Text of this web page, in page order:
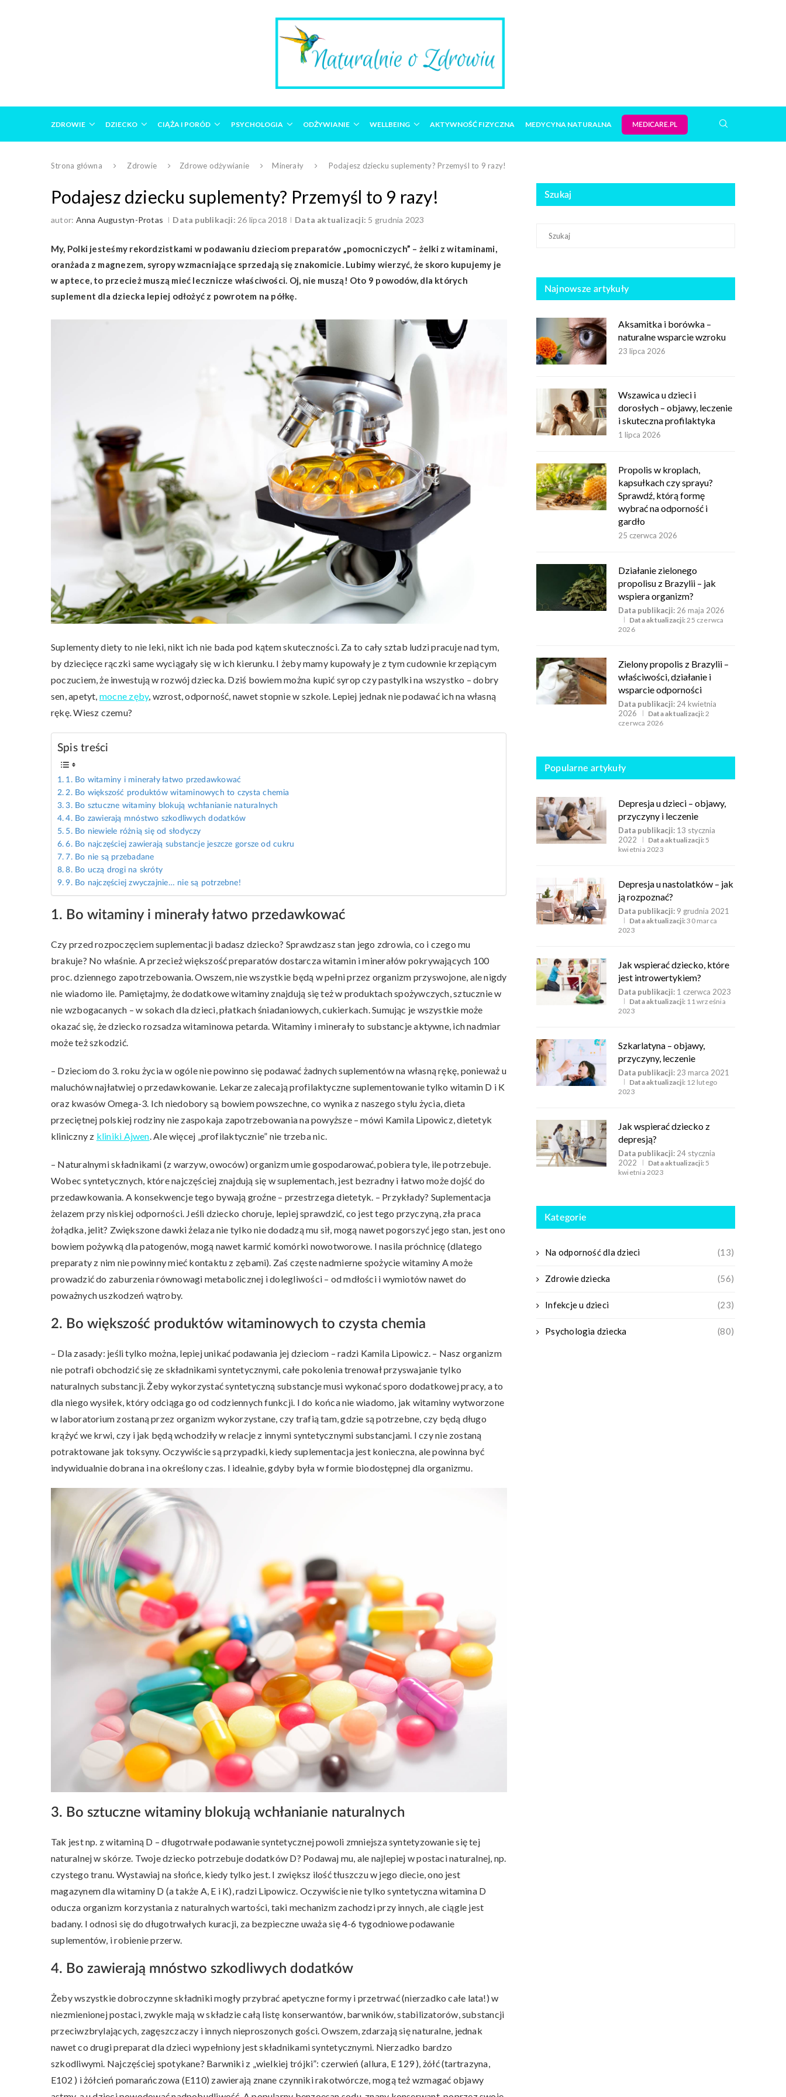
ZDROWIE DZIECKO CIĄŻA I PORÓD PSYCHOLOGIA ODŻYWIANIE WELLBEING AKTYWNOŚĆ FIZYCZNA MEDYCYNA NATURALNA MEDICARE.PL
Strona główna Zdrowie Zdrowe odżywianie Minerały Podajesz dziecku suplementy? Przemyśl to 9 razy!
Podajesz dziecku suplementy? Przemyśl to 9 razy!
autor: Anna Augustyn-Protas Data publikacji: 26 lipca 2018 Data aktualizacji: 5 grudnia 2023
My, Polki jesteśmy rekordzistkami w podawaniu dzieciom preparatów „pomocniczych” – żelki z witaminami,
oranżada z magnezem, syropy wzmacniające sprzedają się znakomicie. Lubimy wierzyć, że skoro kupujemy je
w aptece, to przecież muszą mieć lecznicze właściwości. Oj, nie muszą! Oto 9 powodów, dla których
suplement dla dziecka lepiej odłożyć z powrotem na półkę.
Suplementy diety to nie leki, nikt ich nie bada pod kątem skuteczności. Za to cały sztab ludzi pracuje nad tym,
by dziecięce rączki same wyciągały się w ich kierunku. I żeby mamy kupowały je z tym cudownie krzepiącym
poczuciem, że inwestują w rozwój dziecka. Dziś bowiem można kupić syrop czy pastylki na wszystko – dobry
sen, apetyt, mocne zęby, wzrost, odporność, nawet stopnie w szkole. Lepiej jednak nie podawać ich na własną
rękę. Wiesz czemu?
Spis treści
1. Bo witaminy i minerały łatwo przedawkować
2. Bo większość produktów witaminowych to czysta chemia
3. Bo sztuczne witaminy blokują wchłanianie naturalnych
4. Bo zawierają mnóstwo szkodliwych dodatków
5. Bo niewiele różnią się od słodyczy
6. Bo najczęściej zawierają substancje jeszcze gorsze od cukru
7. Bo nie są przebadane
8. Bo uczą drogi na skróty
9. Bo najczęściej zwyczajnie… nie są potrzebne!
1. Bo witaminy i minerały łatwo przedawkować
Czy przed rozpoczęciem suplementacji badasz dziecko? Sprawdzasz stan jego zdrowia, co i czego mu
brakuje? No właśnie. A przecież większość preparatów dostarcza witamin i minerałów pokrywających 100
proc. dziennego zapotrzebowania. Owszem, nie wszystkie będą w pełni przez organizm przyswojone, ale nigdy
nie wiadomo ile. Pamiętajmy, że dodatkowe witaminy znajdują się też w produktach spożywczych, sztucznie w
nie wzbogacanych – w sokach dla dzieci, płatkach śniadaniowych, cukierkach. Sumując je wszystkie może
okazać się, że dziecko rozsadza witaminowa petarda. Witaminy i minerały to substancje aktywne, ich nadmiar
może też szkodzić.
– Dzieciom do 3. roku życia w ogóle nie powinno się podawać żadnych suplementów na własną rękę, ponieważ u
maluchów najłatwiej o przedawkowanie. Lekarze zalecają profilaktyczne suplementowanie tylko witamin D i K
oraz kwasów Omega-3. Ich niedobory są bowiem powszechne, co wynika z naszego stylu życia, dieta
przeciętnej polskiej rodziny nie zaspokaja zapotrzebowania na powyższe – mówi Kamila Lipowicz, dietetyk
kliniczny z kliniki Ajwen. Ale więcej „profilaktycznie” nie trzeba nic.
– Naturalnymi składnikami (z warzyw, owoców) organizm umie gospodarować, pobiera tyle, ile potrzebuje.
Wobec syntetycznych, które najczęściej znajdują się w suplementach, jest bezradny i łatwo może dojść do
przedawkowania. A konsekwencje tego bywają groźne – przestrzega dietetyk. – Przykłady? Suplementacja
żelazem przy niskiej odporności. Jeśli dziecko choruje, lepiej sprawdzić, co jest tego przyczyną, zła praca
żołądka, jelit? Zwiększone dawki żelaza nie tylko nie dodadzą mu sił, mogą nawet pogorszyć jego stan, jest ono
bowiem pożywką dla patogenów, mogą nawet karmić komórki nowotworowe. I nasila próchnicę (dlatego
preparaty z nim nie powinny mieć kontaktu z zębami). Zaś częste nadmierne spożycie witaminy A może
prowadzić do zaburzenia równowagi metabolicznej i dolegliwości – od mdłości i wymiotów nawet do
poważnych uszkodzeń wątroby.
2. Bo większość produktów witaminowych to czysta chemia
– Dla zasady: jeśli tylko można, lepiej unikać podawania jej dzieciom – radzi Kamila Lipowicz. – Nasz organizm
nie potrafi obchodzić się ze składnikami syntetycznymi, całe pokolenia trenował przyswajanie tylko
naturalnych substancji. Żeby wykorzystać syntetyczną substancje musi wykonać sporo dodatkowej pracy, a to
dla niego wysiłek, który odciąga go od codziennych funkcji. I do końca nie wiadomo, jak witaminy wytworzone
w laboratorium zostaną przez organizm wykorzystane, czy trafią tam, gdzie są potrzebne, czy będą długo
krążyć we krwi, czy i jak będą wchodziły w relacje z innymi syntetycznymi substancjami. I czy nie zostaną
potraktowane jak toksyny. Oczywiście są przypadki, kiedy suplementacja jest konieczna, ale powinna być
indywidualnie dobrana i na określony czas. I idealnie, gdyby była w formie biodostępnej dla organizmu.
3. Bo sztuczne witaminy blokują wchłanianie naturalnych
Tak jest np. z witaminą D – długotrwałe podawanie syntetycznej powoli zmniejsza syntetyzowanie się tej
naturalnej w skórze. Twoje dziecko potrzebuje dodatków D? Podawaj mu, ale najlepiej w postaci naturalnej, np.
czystego tranu. Wystawiaj na słońce, kiedy tylko jest. I zwiększ ilość tłuszczu w jego diecie, ono jest
magazynem dla witaminy D (a także A, E i K), radzi Lipowicz. Oczywiście nie tylko syntetyczna witamina D
oducza organizm korzystania z naturalnych wartości, taki mechanizm zachodzi przy innych, ale ciągle jest
badany. I odnosi się do długotrwałych kuracji, za bezpieczne uważa się 4-6 tygodniowe podawanie
suplementów, i robienie przerw.
4. Bo zawierają mnóstwo szkodliwych dodatków
Żeby wszystkie dobroczynne składniki mogły przybrać apetyczne formy i przetrwać (nierzadko całe lata!) w
niezmienionej postaci, zwykle mają w składzie całą listę konserwantów, barwników, stabilizatorów, substancji
przeciwzbrylających, zagęszczaczy i innych nieproszonych gości. Owszem, zdarzają się naturalne, jednak
nawet co drugi preparat dla dzieci wypełniony jest składnikami syntetycznymi. Nierzadko bardzo
szkodliwymi. Najczęściej spotykane? Barwniki z „wielkiej trójki”: czerwień (allura, E 129 ), żółć (tartrazyna,
E102 ) i żółcień pomarańczowa (E110) zawierają znane czynniki rakotwórcze, mogą też wzmagać objawy
Szukaj
Najnowsze artykuły
Aksamitka i borówka –
naturalne wsparcie wzroku
23 lipca 2026
Wszawica u dzieci i
dorosłych – objawy, leczenie
i skuteczna profilaktyka
1 lipca 2026
Propolis w kroplach,
kapsułkach czy sprayu?
Sprawdź, którą formę
wybrać na odporność i
gardło
25 czerwca 2026
Działanie zielonego
propolisu z Brazylii – jak
wspiera organizm?
Data publikacji: 26 maja 2026
Data aktualizacji:25 czerwca
2026
Zielony propolis z Brazylii –
właściwości, działanie i
wsparcie odporności
Data publikacji: 24 kwietnia
2026
Data aktualizacji:2
czerwca 2026
Popularne artykuły
Depresja u dzieci – objawy,
przyczyny i leczenie
Data publikacji: 13 stycznia
2022
Data aktualizacji: 5
kwietnia 2023
Depresja u nastolatków – jak
ją rozpoznać?
Data publikacji: 9 grudnia 2021
Data aktualizacji:30 marca
2023
Jak wspierać dziecko, które
jest introwertykiem?
Data publikacji: 1 czerwca 2023
Data aktualizacji: 11 września
2023
Szkarlatyna – objawy,
przyczyny, leczenie
Data publikacji: 23 marca 2021
Data aktualizacji: 12 lutego
2023
Jak wspierać dziecko z
depresją?
Data publikacji: 24 stycznia
2022
Data aktualizacji: 5
kwietnia 2023
Kategorie
Na odporność dla dzieci (13)
Zdrowie dziecka (56)
Infekcje u dzieci (23)
Psychologia dziecka (80)